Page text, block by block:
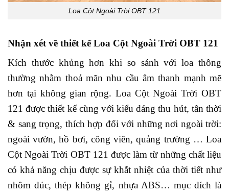
Loa Cột Ngoài Trời OBT 121
Nhận xét về thiết kế Loa Cột Ngoài Trời OBT 121
Kích thước khủng hơn khi so sánh với loa thông
thường nhằm thoả mãn nhu cầu âm thanh mạnh mẽ
hơn tại không gian rộng. Loa Cột Ngoài Trời OBT
121 được thiết kế cùng với kiểu dáng thu hút, tân thời
& sang trọng, thích hợp đối với những nơi ngoài trời:
ngoài vườn, hồ bơi, công viên, quảng trường … Loa
Cột Ngoài Trời OBT 121 được làm từ những chất liệu
có khả năng chịu được sự khắt nhiệt của thời tiết như
nhôm đúc, thép không gỉ, nhựa ABS… mục đích là